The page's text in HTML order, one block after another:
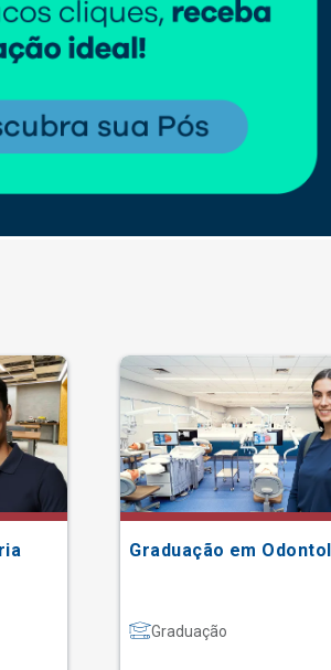
Graduação em
Graduação